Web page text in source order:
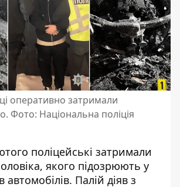
оперативно затримали
Фото: Національна поліція
поліцейські затримали
якого підозрюють у
автомобілів. Палій діяв з